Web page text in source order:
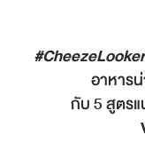
อาหาร
กับ 5 สูตรแ